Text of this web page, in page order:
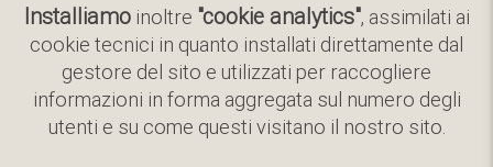
Installiamoinoltre "cookie analytics", assimilati ai
cookie tecnici in quanto installati direttamente dal
gestore del sito e utilizzati per raccogliere
informazioni in forma aggregata sul numero degli
utenti e su come questi visitano il nostro sito.